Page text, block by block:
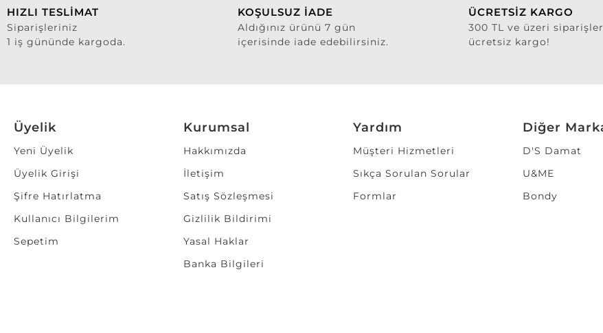
HIZLI TESLİMAT
Siparişleriniz
1 iş gününde kargoda.
KOŞULSUZ İADE
Aldığınız ürünü 7 gün
içerisinde iade edebilirsiniz.
ÜCRETSİZ KARGO
300 TL ve üzeri
ücretsiz kargo!
Üyelik
Yeni Üyelik
Üyelik Girişi
Şifre Hatırlatma
Kullanıcı Bilgilerim
Sepetim
Kurumsal
Hakkımızda
İletişim
Satış Sözleşmesi
Gizlilik Bildirimi
Yasal Haklar
Banka Bilgileri
Yardım
Müşteri Hizmetleri
Sıkça Sorulan Sorular
Formlar
Diğer
D'S Damat
U&ME
Bondy